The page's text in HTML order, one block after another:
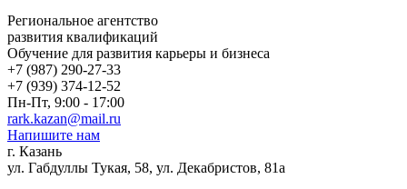
Региональное агентство
развития квалификаций
Обучение для развития карьеры и бизнеса
+7 (987) 290-27-33
+7 (939) 374-12-52
Пн-Пт, 9:00 - 17:00
rark.kazan@mail.ru
Напишите нам
г. Казань
ул. Габдуллы Тукая, 58, ул. Декабристов, 81а